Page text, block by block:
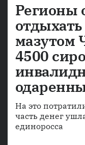
Регионы
мазутом
4500
На это
часть денег
единоросса